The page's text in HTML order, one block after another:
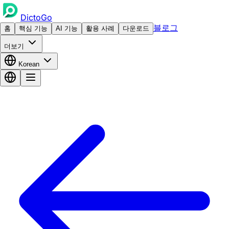
DictoGo
홈 핵심 기능 AI 기능 활용 사례 다운로드 블로그
더보기
Korean